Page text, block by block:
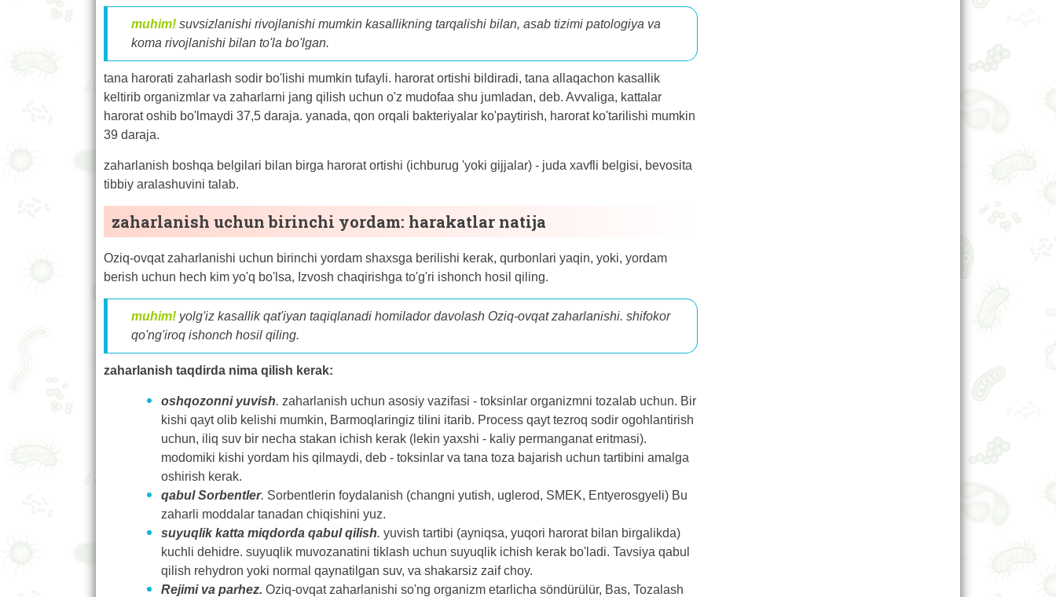
muhim! suvsizlanishi rivojlanishi mumkin kasallikning tarqalishi bilan, asab tizimi patologiya va
koma rivojlanishi bilan to'la bo'lgan.
tana harorati zaharlash sodir bo'lishi mumkin tufayli. harorat ortishi bildiradi, tana allaqachon kasallik
keltirib organizmlar va zaharlarni jang qilish uchun o'z mudofaa shu jumladan, deb. Avvaliga, kattalar
harorat oshib bo'lmaydi 37,5 daraja. yanada, qon orqali bakteriyalar ko'paytirish, harorat ko'tarilishi mumkin
39 daraja.
zaharlanish boshqa belgilari bilan birga harorat ortishi (ichburug 'yoki gijjalar) - juda xavfli belgisi, bevosita
tibbiy aralashuvini talab.
zaharlanish uchun birinchi yordam: harakatlar natija
Oziq-ovqat zaharlanishi uchun birinchi yordam shaxsga berilishi kerak, qurbonlari yaqin, yoki, yordam
berish uchun hech kim yo'q bo'lsa, Izvosh chaqirishga to'g'ri ishonch hosil qiling.
muhim! yolg'iz kasallik qat'iyan taqiqlanadi homilador davolash Oziq-ovqat zaharlanishi. shifokor
qo'ng'iroq ishonch hosil qiling.
zaharlanish taqdirda nima qilish kerak:
oshqozonni yuvish. zaharlanish uchun asosiy vazifasi - toksinlar organizmni tozalab uchun. Bir
kishi qayt olib kelishi mumkin, Barmoqlaringiz tilini itarib. Process qayt tezroq sodir ogohlantirish
uchun, iliq suv bir necha stakan ichish kerak (lekin yaxshi - kaliy permanganat eritmasi).
modomiki kishi yordam his qilmaydi, deb - toksinlar va tana toza bajarish uchun tartibini amalga
oshirish kerak.
qabul Sorbentler. Sorbentlerin foydalanish (changni yutish, uglerod, SMEK, Entyerosgyeli) Bu
zaharli moddalar tanadan chiqishini yuz.
suyuqlik katta miqdorda qabul qilish. yuvish tartibi (ayniqsa, yuqori harorat bilan birgalikda)
kuchli dehidre. suyuqlik muvozanatini tiklash uchun suyuqlik ichish kerak bo'ladi. Tavsiya qabul
qilish rehydron yoki normal qaynatilgan suv, va shakarsiz zaif choy.
Rejimi va parhez. Oziq-ovqat zaharlanishi so'ng organizm etarlicha söndürülür, Bas, Tozalash